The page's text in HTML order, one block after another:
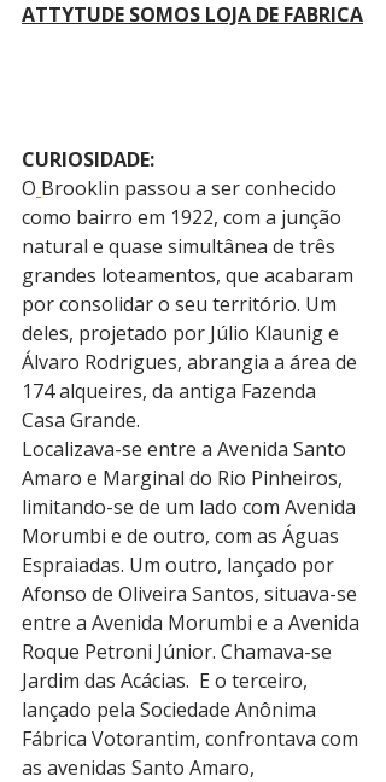
ATTYTUDE SOMOS LOJA DE FABRICA
CURIOSIDADE:
O Brooklin passou a ser conhecido
como bairro em 1922, com a junção
natural e quase simultânea de três
grandes loteamentos, que acabaram
por consolidar o seu território. Um
deles, projetado por Júlio Klaunig e
Álvaro Rodrigues, abrangia a área de
174 alqueires, da antiga Fazenda
Casa Grande.
Localizava-se entre a Avenida Santo
Amaro e Marginal do Rio Pinheiros,
limitando-se de um lado com Avenida
Morumbi e de outro, com as Águas
Espraiadas. Um outro, lançado por
Afonso de Oliveira Santos, situava-se
entre a Avenida Morumbi e a Avenida
Roque Petroni Júnior. Chamava-se
Jardim das Acácias.  E o terceiro,
lançado pela Sociedade Anônima
Fábrica Votorantim, confrontava com
as avenidas Santo Amaro,